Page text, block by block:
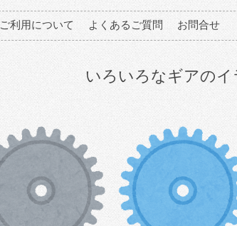
ご利用について よくあるご質問 お問合せ
いろいろなギアのイ